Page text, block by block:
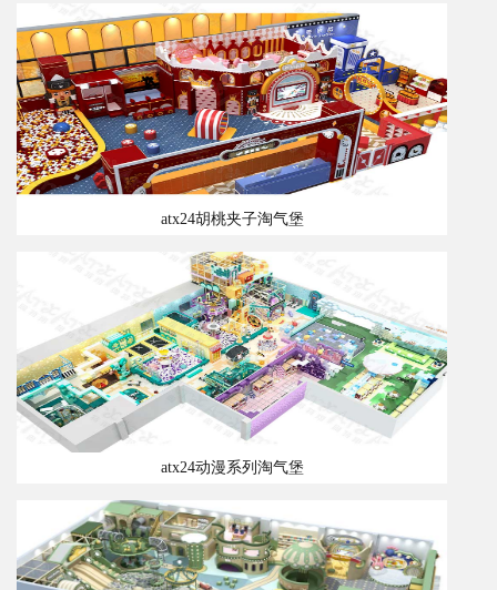
atx24胡桃夹子淘气堡
atx24动漫系列淘气堡